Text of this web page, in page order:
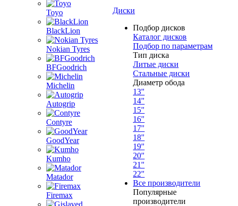
Toyo
BlackLion
Nokian Tyres
BFGoodrich
Michelin
Autogrip
Contyre
GoodYear
Kumho
Matador
Firemax
Диски
Подбор дисков
Каталог дисков
Подбор по параметрам
Тип диска
Литые диски
Стальные диски
Диаметр обода
13"
14"
15"
16"
17"
18"
19"
20"
21"
22"
Все производители
Популярные
производители